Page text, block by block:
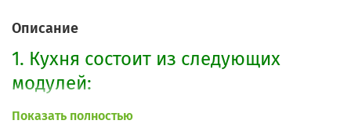
Описание
1. Кухня состоит из следующих
модулей:
1) Стол нижний с 3мя ящиками
Показать полностью